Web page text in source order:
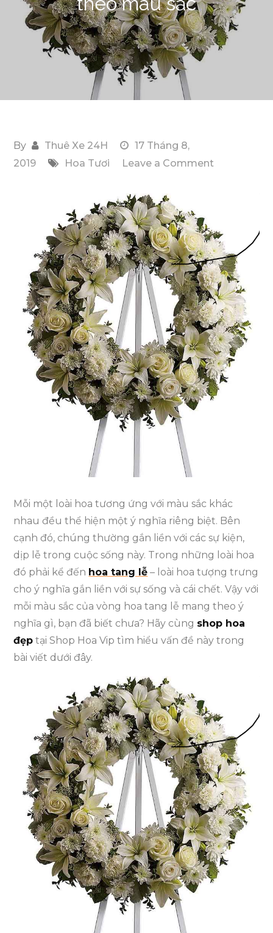
By Thuê Xe 24H
17 Tháng 8,
2019
Hoa Tươi Leave a Comment
những
vòng
hoa
tang
lễ
theo
màu
sắc
Mỗi một loài hoa tương ứng với màu sắc khác
nhau đều thể hiện một ý nghĩa riêng biệt. Bên
cạnh đó, chúng thường gắn liền với các sự kiện,
dịp lễ trong cuộc sống này. Trong những loài hoa
đó phải kể đến hoa tang lễ – loài hoa tượng trưng
cho ý nghĩa gắn liền với sự sống và cái chết. Vậy với
mỗi màu sắc của vòng hoa tang lễ mang theo ý
nghĩa gì, bạn đã biết chưa? Hãy cùng shop hoa
đẹp tại Shop Hoa Vip tìm hiểu vấn đề này trong
bài viết dưới đây.